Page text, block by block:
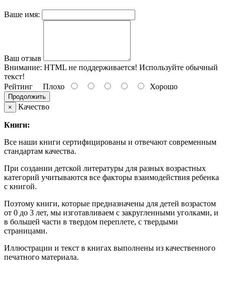
Ваше имя:
Ваш отзыв
Внимание: HTML не поддерживается! Используйте обычный
текст!
Рейтинг Плохо Хорошо
Продолжить
×
Качество
Книги:
Все наши книги сертифицированы и отвечают современным
стандартам качества.
При создании детской литературы для разных возрастных
категорий учитываются все факторы взаимодействия ребенка
с книгой.
Поэтому книги, которые предназначены для детей возрастом
от 0 до 3 лет, мы изготавливаем с закругленными уголками, и
в большей части в твердом переплете, с твердыми
страницами.
Иллюстрации и текст в книгах выполнены из качественного
печатного материала.